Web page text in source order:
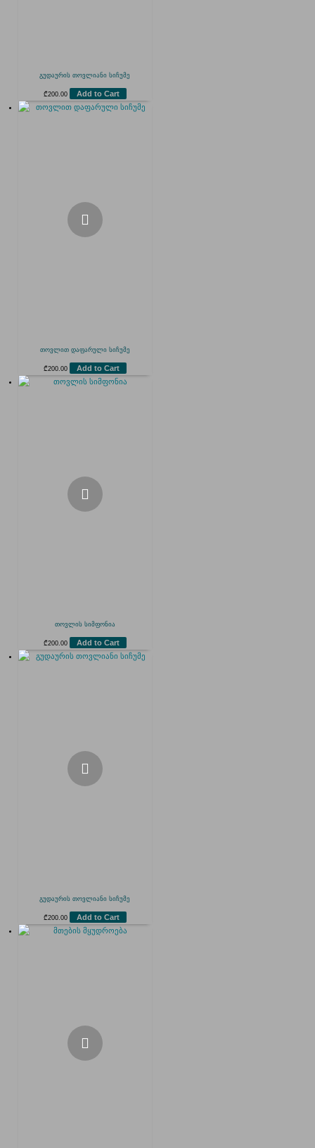
გუდაურის თოვლიანი სიჩუმე
₾200.00 Add to Cart
თოვლით დაფარული სიჩუმე
₾200.00 Add to Cart
თოვლის სიმფონია
₾200.00 Add to Cart
გუდაურის თოვლიანი სიჩუმე
₾200.00 Add to Cart